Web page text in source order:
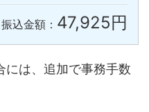
振込金額： 47,925円
には、追加で事務手数